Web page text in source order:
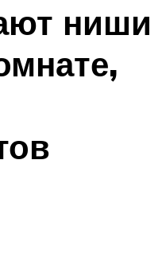
ниши